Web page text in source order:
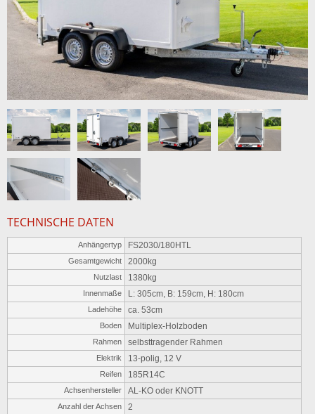
TECHNISCHE DATEN
Anhängertyp FS2030/180HTL
Gesamtgewicht 2000kg
Nutzlast 1380kg
Innenmaße L: 305cm, B: 159cm, H: 180cm
Ladehöhe ca. 53cm
Boden Multiplex-Holzboden
Rahmen selbsttragender Rahmen
Elektrik 13-polig, 12 V
Reifen 185R14C
Achsenhersteller AL-KO oder KNOTT
Anzahl der Achsen 2